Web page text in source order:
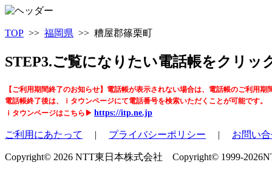
TOP >> 福岡県 >> 糟屋郡篠栗町
STEP3.ご覧になりたい電話帳をクリッ
【ご利用期間終了のお知らせ】電話帳が表示されない場合は、電話帳のご利用期
電話帳終了後は、ｉタウンページにて電話番号を検索いただくことが可能です。
ｉタウンページはこちら▶ https://itp.ne.jp
ご利用にあたって | プライバシーポリシー | お問い
Copyright© 2026 NTT東日本株式会社 Copyright© 1999-